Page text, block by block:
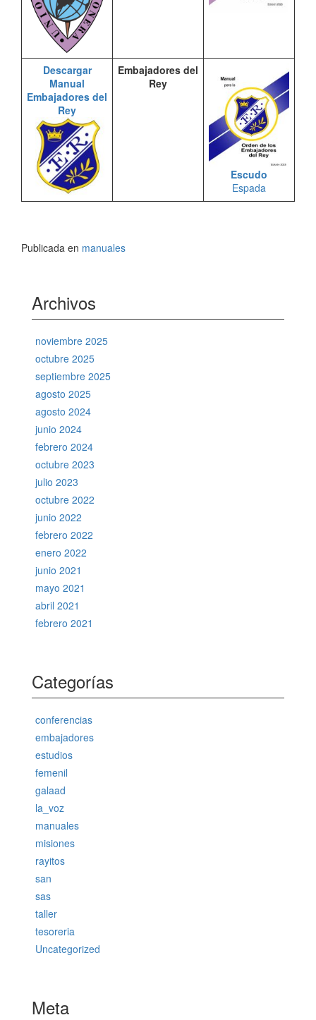
Descargar
Manual
Embajadores del
Rey
Embajadores del
Rey
Escudo
Espada
Publicada en manuales
Archivos
noviembre 2025
octubre 2025
septiembre 2025
agosto 2025
agosto 2024
junio 2024
febrero 2024
octubre 2023
julio 2023
octubre 2022
junio 2022
febrero 2022
enero 2022
junio 2021
mayo 2021
abril 2021
febrero 2021
Categorías
conferencias
embajadores
estudios
femenil
galaad
la_voz
manuales
misiones
rayitos
san
sas
taller
tesoreria
Uncategorized
Meta